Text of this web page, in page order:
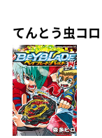
てんとう虫コ